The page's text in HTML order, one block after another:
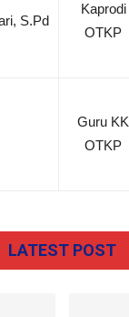
S.Pd
Kaprodi
OTKP
Guru KK
OTKP
LATEST POST